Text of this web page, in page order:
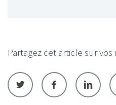
Partagez cet article sur vos